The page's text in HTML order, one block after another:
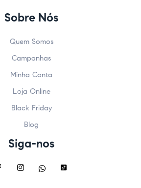
Sobre Nós
Quem Somos
Campanhas
Minha Conta
Loja Online
Black Friday
Blog
Siga-nos